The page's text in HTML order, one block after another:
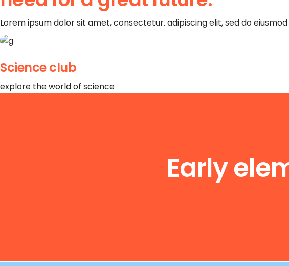
Lorem ipsum dolor sit amet, consectetur. adipiscing elit, sed do
Science club
explore the world of science
Early